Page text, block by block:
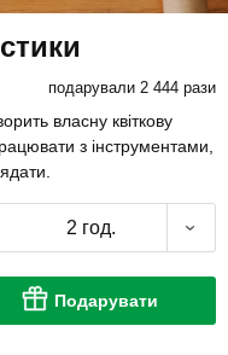
подарували 2 444 рази
власну квіткову
з інструментами,
2 год.
Подарувати